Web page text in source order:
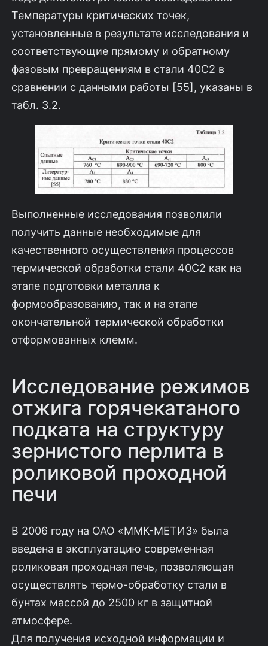
Температуры кри­тических точек,
установленные в результате исследования и
соответствую­щие прямому и обратному
фазовым превращениям в стали 40С2 в
сравнении с данными работы [55], указаны в
табл. 3.2.
Выполненные исследования позволили
получить данные необходимые для
качественного осуществления процессов
термической обработки стали 40С2 как на
этапе подготовки металла к
формообразованию, так и на этапе
окончательной термической обработки
отформованных клемм.
Исследование режимов
отжига горячекатаного
подката на структуру
зернистого перлита в
роликовой проходной
печи
В 2006 году на ОАО «ММК-МЕТИЗ» была
введена в эксплуатацию современная
роликовая проходная печь, позволяющая
осуществлять термо-обработку стали в
бунтах массой до 2500 кг в защитной
атмосфере.
Для получения исходной информации и